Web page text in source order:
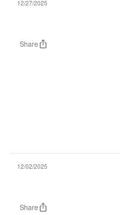
12/27/2025
Share
12/02/2025
Share